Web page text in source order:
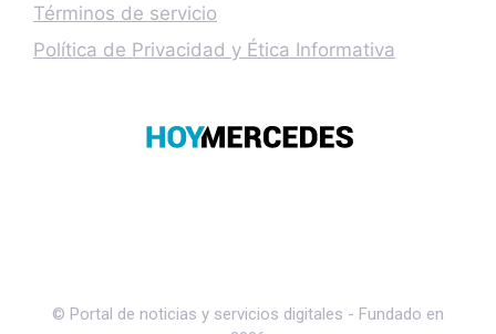
Términos de servicio
Política de Privacidad y Ética Informativa
© Portal de noticias y servicios digitales - Fundado en